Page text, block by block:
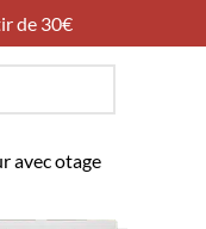
de 30€
avec otage